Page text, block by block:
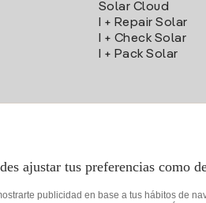
Solar Cloud
I + Repair Solar
I + Check Solar
I + Pack Solar
ajustar tus preferencias como
publicidad en base a tus hábitos de